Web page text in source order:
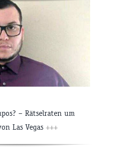
– Rätselraten um
Las Vegas +++